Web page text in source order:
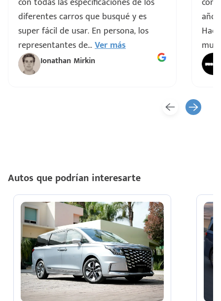
diferentes carros que busqué y es
super fácil de usar. En persona, los
representantes de...Ver más
Ionathan Mirkin
muy
Autos que podrían interesarte